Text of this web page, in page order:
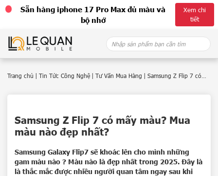
Sẵn hàng iphone 17 Pro Max đủ màu và
bộ nhớ
Xem chi
tiết
content
Search
for:
Trang chủ Tin Tức Công Nghệ Tư Vấn Mua Hàng
Samsung Z Flip 7 có
Samsung Z Flip 7 có mấy màu? Mua
màu nào đẹp nhất?
Samsung Galaxy Flip7 sẽ khoác lên cho mình những
gam màu nào ? Màu nào là đẹp nhất trong 2025. Đây là
là thắc mắc được nhiều người quan tâm ngay sau khi